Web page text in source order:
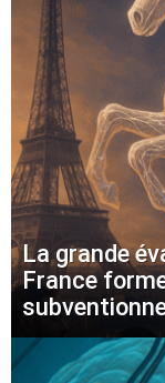
La grande
France